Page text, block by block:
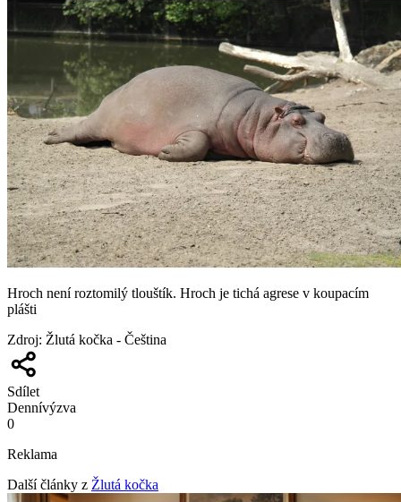
Hroch není roztomilý tlouštík. Hroch je tichá agrese v koupacím
plášti
Zdroj: Žlutá kočka - Čeština
Sdílet
Dennívýzva
0
Reklama
Další články z Žlutá kočka